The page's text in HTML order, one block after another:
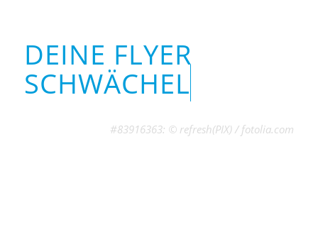
DEINE FLYER
SCHWÄCHELN?
#83916363: © refresh(PIX) / fotolia.com